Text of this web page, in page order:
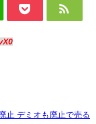
止 デミオも廃止で売る